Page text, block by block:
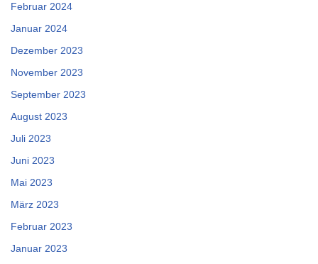
Februar 2024
Januar 2024
Dezember 2023
November 2023
September 2023
August 2023
Juli 2023
Juni 2023
Mai 2023
März 2023
Februar 2023
Januar 2023